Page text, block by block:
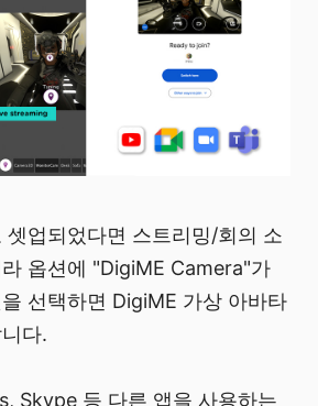
셋업되었다면 스트리밍/회의 소
옵션에 "DigiME Camera"가
선택하면 DigiME 가상 아바타
다.
Skype 등 다른 앱을 사용하는